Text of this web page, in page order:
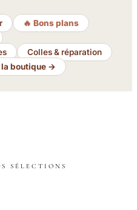
🔥 Bons plans
Colles & réparation
la boutique →
SÉLECTIONS